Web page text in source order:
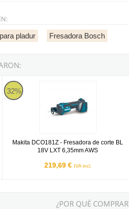
pladur Fresadora Bosch
32%
Makita DCO181Z - Fresadora de corte BL
18V LXT 6,35mm AWS
219,69 € IVA incl.
Makita DCO181Z - Fresadora de corte
¿POR QUÉ